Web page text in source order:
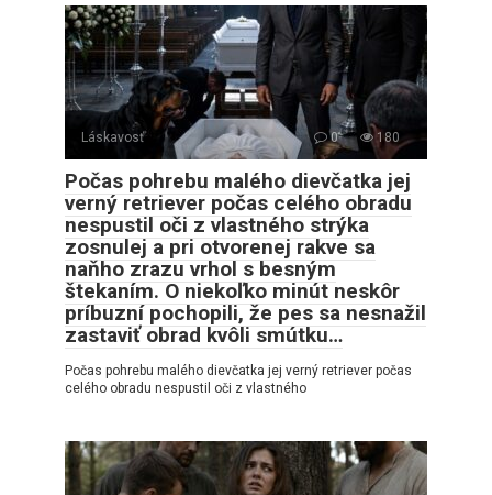
Láskavosť 0 180
Počas pohrebu malého dievčatka jej
verný retriever počas celého obradu
nespustil oči z vlastného strýka
zosnulej a pri otvorenej rakve sa
naňho zrazu vrhol s besným
štekaním. O niekoľko minút neskôr
príbuzní pochopili, že pes sa nesnažil
zastaviť obrad kvôli smútku…
Počas pohrebu malého dievčatka jej verný retriever počas
celého obradu nespustil oči z vlastného